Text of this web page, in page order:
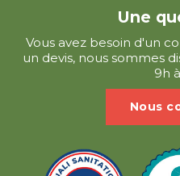
Une
Vous avez besoin d'un
un devis, nous sommes
9h
Nous